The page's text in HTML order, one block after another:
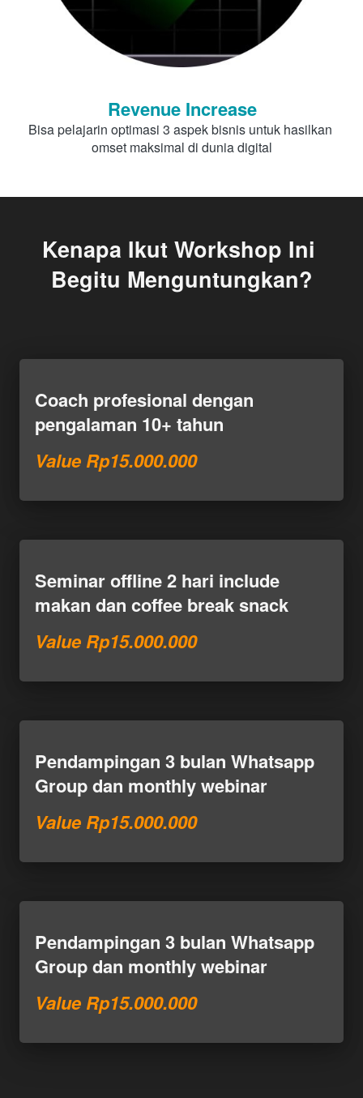
Revenue Increase
Bisa pelajarin optimasi 3 aspek bisnis untuk hasilkan
omset maksimal di dunia digital
Kenapa Ikut Workshop Ini
Begitu Menguntungkan?
Coach profesional dengan
pengalaman 10+ tahun
Value Rp15.000.000
Seminar offline 2 hari include
makan dan coffee break snack
Value Rp15.000.000
Pendampingan 3 bulan Whatsapp
Group dan monthly webinar
Value Rp15.000.000
Pendampingan 3 bulan Whatsapp
Group dan monthly webinar
Value Rp15.000.000